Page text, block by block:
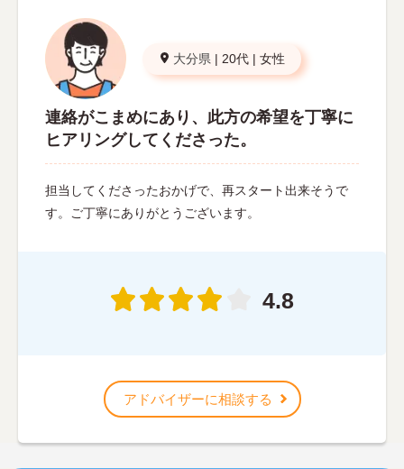
大分県 | 20代 | 女性
連絡がこまめにあり、此方の希望を丁寧に
ヒアリングしてくださった。
担当してくださったおかげで、再スタート出来そうで
す。ご丁寧にありがとうございます。
4.8
アドバイザーに相談する